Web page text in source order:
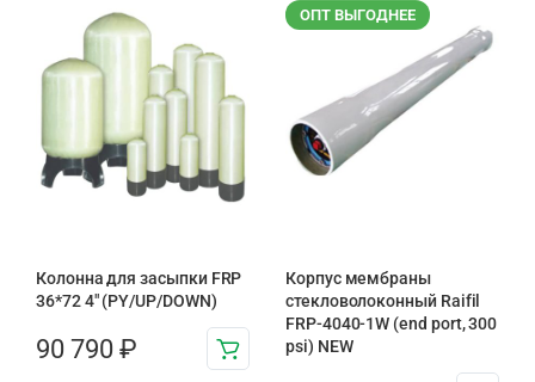
Колонна для засыпки FRP
36*72 4″ (PY/UP/DOWN)
90 790 ₽
ОПТ ВЫГОДНЕЕ
Корпус мембраны
стекловолоконный Raifil
FRP-4040-1W (end port, 300
psi) NEW